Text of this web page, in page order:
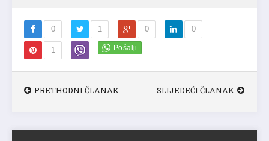
0 1 0 0
1
PRETHODNI ČLANAK SLIJEDEĆI ČLANAK